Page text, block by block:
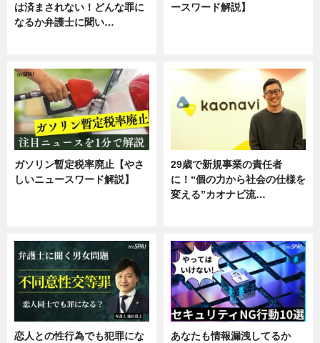
は済まされない！どんな罪に
なるか弁護士に聞い…
ースワード解説】
ガソリン暫定税率廃止【やさ
しいニュースワード解説】
29歳で新規事業の責任者
に！“個の力から社会の仕様を
変える”カオナビ流…
恋人との性行為でも犯罪にな
あなたも情報漏洩してるか